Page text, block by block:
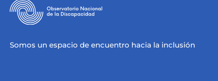
Somos un espacio de encuentro hacia la inclusión